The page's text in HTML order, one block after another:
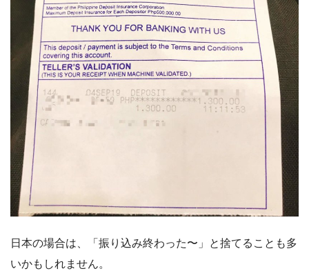
日本の場合は、「振り込み終わった〜」と捨てることも多
いかもしれません。